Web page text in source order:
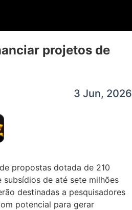
projetos de
3 Jun, 2026
propostas dotada de 210
de até sete milhões
destinadas a pesquisadores
potencial para gerar